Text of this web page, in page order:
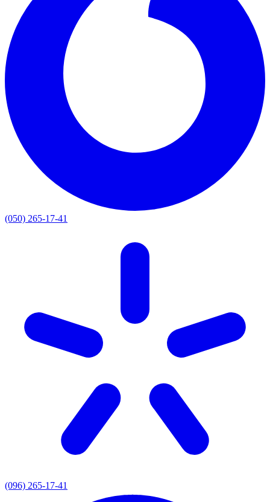
(050) 265-17-41
(096) 265-17-41